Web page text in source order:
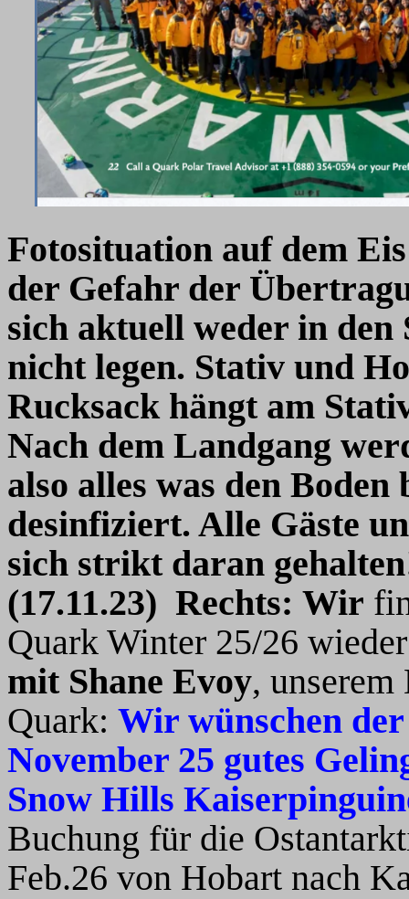
Fotosituation auf dem
der Gefahr der
sich aktuell weder in den
nicht legen. Stativ und
Rucksack hängt am
Nach dem Landgang
also alles was den
desinfiziert. Alle Gäste
sich strikt daran
(17.11.23) Rechts: Wir
Quark Winter 25/26
mit Shane Evoy,
Quark: Wir wünschen
November 25 gutes
Snow Hills
Buchung für die
Feb.26 von Hobart nach